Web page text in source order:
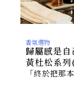
香氛選物
歸屬感是
黃杜松系
「終於把